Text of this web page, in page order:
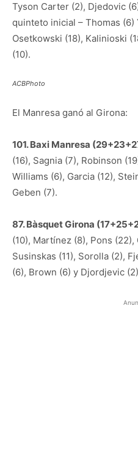
Tyson Carter (2), Djedovic
quinteto inicial – Thomas (6)
Osetkowski (18), Kalinioski
(10).
ACBPhoto
El Manresa ganó al Girona:
101. Baxi Manresa
(16), Sagnia (7), Robinson
Williams (6), Garcia (12),
Geben (7).
87. Bàsquet Girona
(10), Martínez (8), Pons
Susinskas (11), Sorolla (2),
(6), Brown (6) y Djordjevic